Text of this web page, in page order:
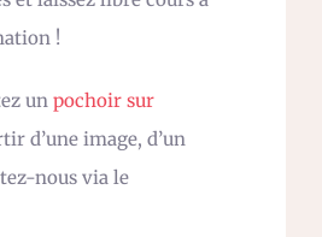
!
un pochoir sur
d’une image, d’un
nous via le